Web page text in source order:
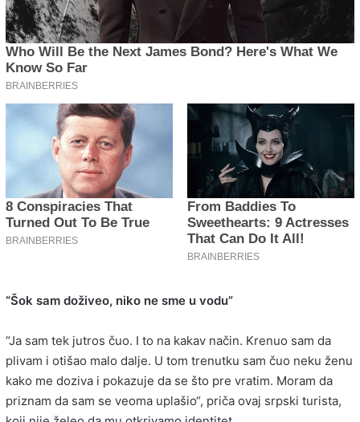
“Šok sam doživeo, niko ne sme u vodu”
“Ja sam tek jutros čuo. I to na kakav način. Krenuo sam da
plivam i otišao malo dalje. U tom trenutku sam čuo neku ženu
kako me doziva i pokazuje da se što pre vratim. Moram da
priznam da sam se veoma uplašio“, priča ovaj srpski turista,